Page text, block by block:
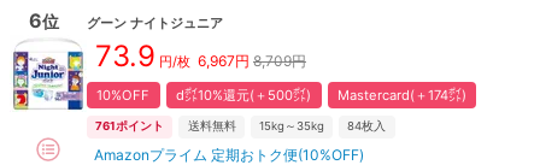
6位 グーン ナイトジュニア
73.9 円/枚 6,967円 8,709円
10%OFF d㌽10%還元(＋500㌽) Mastercard(＋174㌽)
761ポイント 送料無料 15kg～35kg 84枚入
Amazonプライム 定期おトク便(10%OFF)